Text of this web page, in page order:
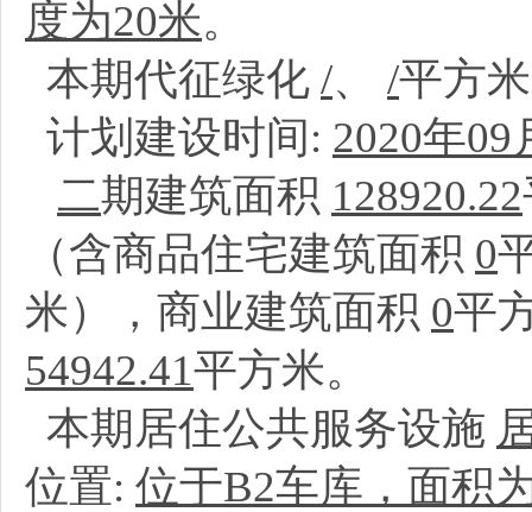
度为20米。
本期代征绿化 /、 /平方
计划建设时间: 2020年09
二期建筑面积 128920.22
（含商品住宅建筑面积 0
米），商业建筑面积 0平
54942.41平方米。
本期居住公共服务设施
位置: 位于B2车库，面积